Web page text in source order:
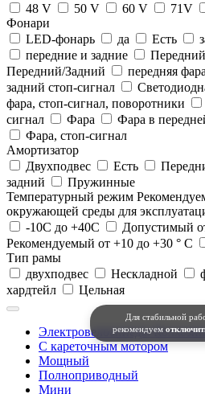
Для стабильной
рекомендуем
48 V
50 V 60 V 71V
Фонари
LED-фонарь
да Есть
передние и задние
Передний
Передний/Задний
передняя фара
задний стоп-сигнал
фара, стоп-сигнал, поворотники
сигнал
Фара Фара в
Фара, стоп-сигнал
Амортизатор
Двухподвес
Есть
задний
Пружинные
Температурный режим
окружающей среды для
-10С до +40С
Допустимый
Рекомендуемый от +10 до +30 ° С
Тип рамы
двухподвес
Нескладной
хардтейл
Цельная
Электровелосипеды
С кареточным мотором
Мощный
Полноприводный
Мини